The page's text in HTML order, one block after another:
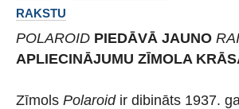
RAKSTU
POLAROID PIEDĀVĀ JAUNO
APLIECINĀJUMU ZĪMOLA
Zīmols Polaroidir dibināts 1937.